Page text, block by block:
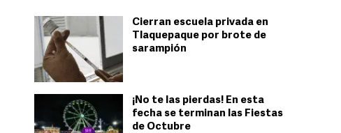
Cierran escuela privada en
Tlaquepaque por brote de
sarampión
¡No te las pierdas! En esta
fecha se terminan las Fiestas
de Octubre